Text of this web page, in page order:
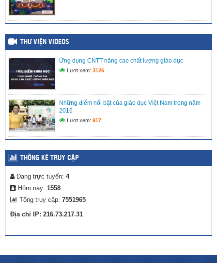
LIÊN ĐỘI TRƯỜNG TIỂU HỌC VĨNH PHONG 3 TRAO TẶNG
QUÀ HỖ TRỢ CHO THIẾU NHI CÓ HOÀN CẢNH KHÓ
KHĂN
MÔ HÌNH TRẢI NGHIỆM SÁNG TẠO: “CHẮP CÁNH TÀI
NĂNG NHÍ TRÊN NỀN TẢNG SỐ” TẠI LIÊN ĐỘI TIỂU HỌC
VĨNH PHONG 3 NĂM 2025 – 2026
(27/04/2026)
THƯ VIỆN VIDEOS
Ứng dụng CNTT nâng cao chất lượng giáo dục
Lượt xem: 3126
Những điểm nổi bật của giáo dục Việt Nam trong năm
2016
Lượt xem: 917
THỐNG KÊ TRUY CẬP
Đang trực tuyến: 4
Hôm nay: 1558
Tổng truy cập: 7551965
Địa chỉ IP: 216.73.217.31